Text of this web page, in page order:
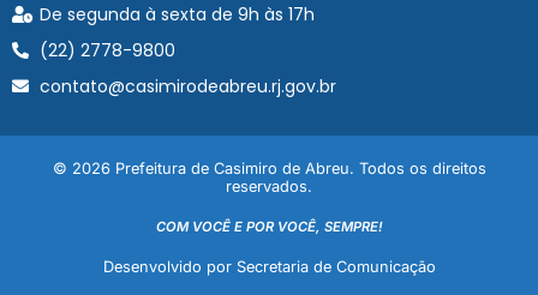
De segunda à sexta de 9h às 17h
(22) 2778-9800
contato@casimirodeabreu.rj.gov.br
© 2026 Prefeitura de Casimiro de Abreu. Todos os direitos
reservados.
COM VOCÊ E POR VOCÊ, SEMPRE!
Desenvolvido por Secretaria de Comunicação